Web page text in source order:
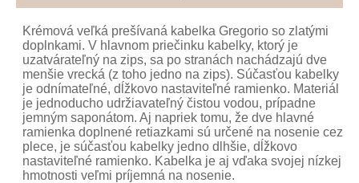
Krémová veľká prešívaná kabelka Gregorio so zlatými
doplnkami. V hlavnom priečinku kabelky, ktorý je
uzatvárateľný na zips, sa po stranách nachádzajú dve
menšie vrecká (z toho jedno na zips). Súčasťou kabelky
je odnímateľné, dĺžkovo nastaviteľné ramienko. Materiál
je jednoducho udržiavateľný čistou vodou, prípadne
jemným saponátom. Aj napriek tomu, že dve hlavné
ramienka doplnené retiazkami sú určené na nosenie cez
plece, je súčasťou kabelky jedno dlhšie, dĺžkovo
nastaviteľné ramienko. Kabelka je aj vďaka svojej nízkej
hmotnosti veľmi príjemná na nosenie.